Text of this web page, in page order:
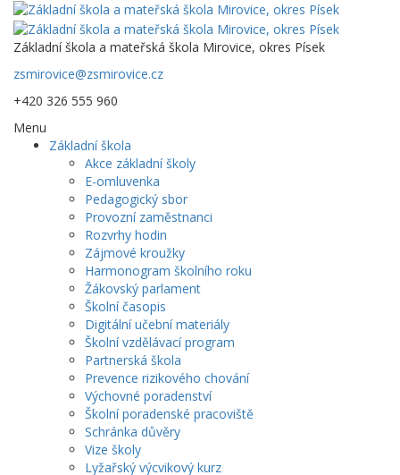
Základní škola a mateřská škola Mirovice, okres Písek
zsmirovice@zsmirovice.cz
+420 326 555 960
Menu
Základní škola
Akce základní školy
E-omluvenka
Pedagogický sbor
Provozní zaměstnanci
Rozvrhy hodin
Zájmové kroužky
Harmonogram školního roku
Žákovský parlament
Školní časopis
Digitální učební materiály
Školní vzdělávací program
Partnerská škola
Prevence rizikového chování
Výchovné poradenství
Školní poradenské pracoviště
Schránka důvěry
Vize školy
Lyžařský výcvikový kurz